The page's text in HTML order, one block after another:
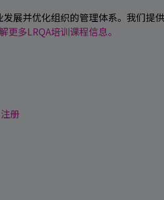
展并优化组织的管理体系。我们提
更多LRQA培训课程信息。
册